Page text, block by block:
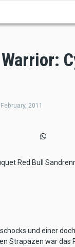
2011
Red Bull
und einer
Strapazen war das